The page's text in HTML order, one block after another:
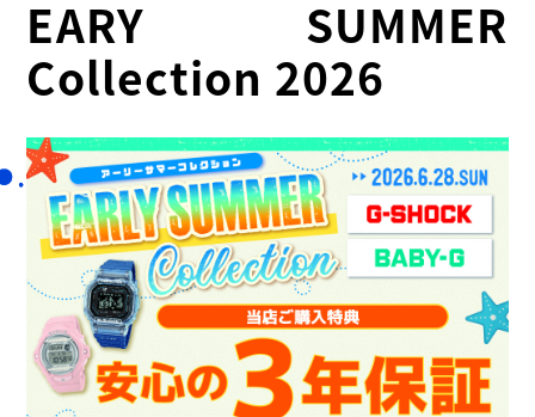
EARY SUMMER
Collection 2026